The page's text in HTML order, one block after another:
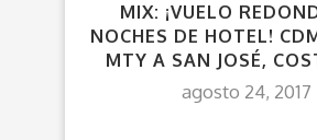
MIX: ¡VUELO
NOCHES DE HOTEL!
MTY A SAN JOSÉ,
agosto 24, 2017